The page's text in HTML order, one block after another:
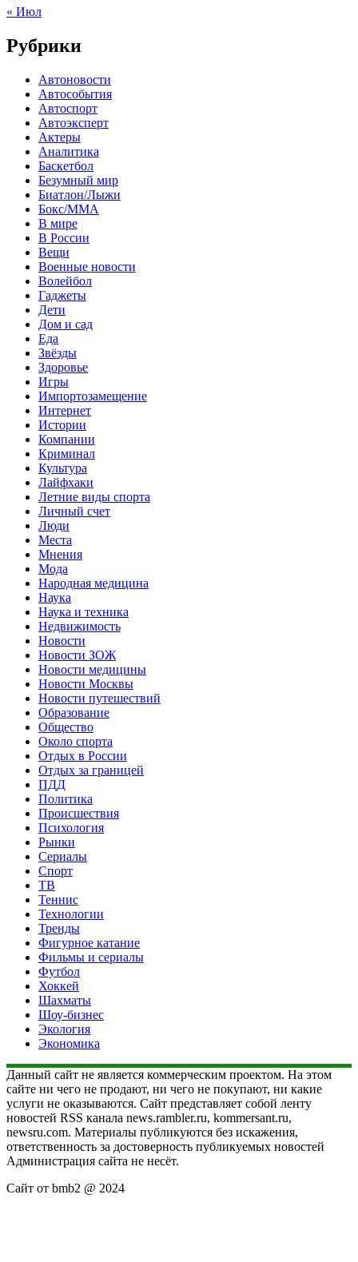
« Июл
Рубрики
Автоновости
Автособытия
Автоспорт
Автоэксперт
Актеры
Аналитика
Баскетбол
Безумный мир
Биатлон/Лыжи
Бокс/MMA
В мире
В России
Вещи
Военные новости
Волейбол
Гаджеты
Дети
Дом и сад
Еда
Звёзды
Здоровье
Игры
Импортозамещение
Интернет
Истории
Компании
Криминал
Культура
Лайфхаки
Летние виды спорта
Личный счет
Люди
Места
Мнения
Мода
Народная медицина
Наука
Наука и техника
Недвижимость
Новости
Новости ЗОЖ
Новости медицины
Новости Москвы
Новости путешествий
Образование
Общество
Около спорта
Отдых в России
Отдых за границей
ПДД
Политика
Происшествия
Психология
Рынки
Сериалы
Спорт
ТВ
Теннис
Технологии
Тренды
Фигурное катание
Фильмы и сериалы
Футбол
Хоккей
Шахматы
Шоу-бизнес
Экология
Экономика
Данный сайт не является коммерческим проектом. На этом
сайте ни чего не продают, ни чего не покупают, ни какие
услуги не оказываются. Сайт представляет собой ленту
новостей RSS канала news.rambler.ru, kommersant.ru,
newsru.com. Материалы публикуются без искажения,
ответственность за достоверность публикуемых новостей
Администрация сайта не несёт.
Сайт от bmb2 @ 2024